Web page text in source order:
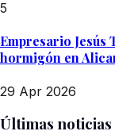
5
Empresario
hormigón en
29 Apr 2026
Últimas noticias